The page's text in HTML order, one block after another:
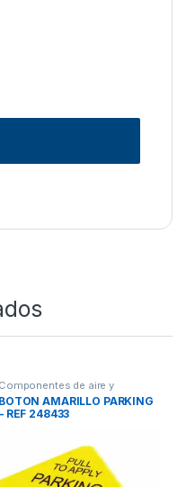
Componentes de aire y
eléctricos
BOTON AMARILLO PARKING
REF 248433